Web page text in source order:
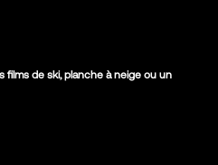
films de ski, planche à neige ou un